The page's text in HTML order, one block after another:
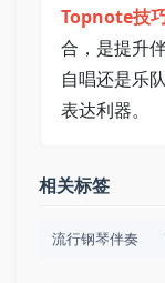
Topnote技
合，是提升
自唱还是乐
表达利器。
相关标签
流行钢琴伴奏